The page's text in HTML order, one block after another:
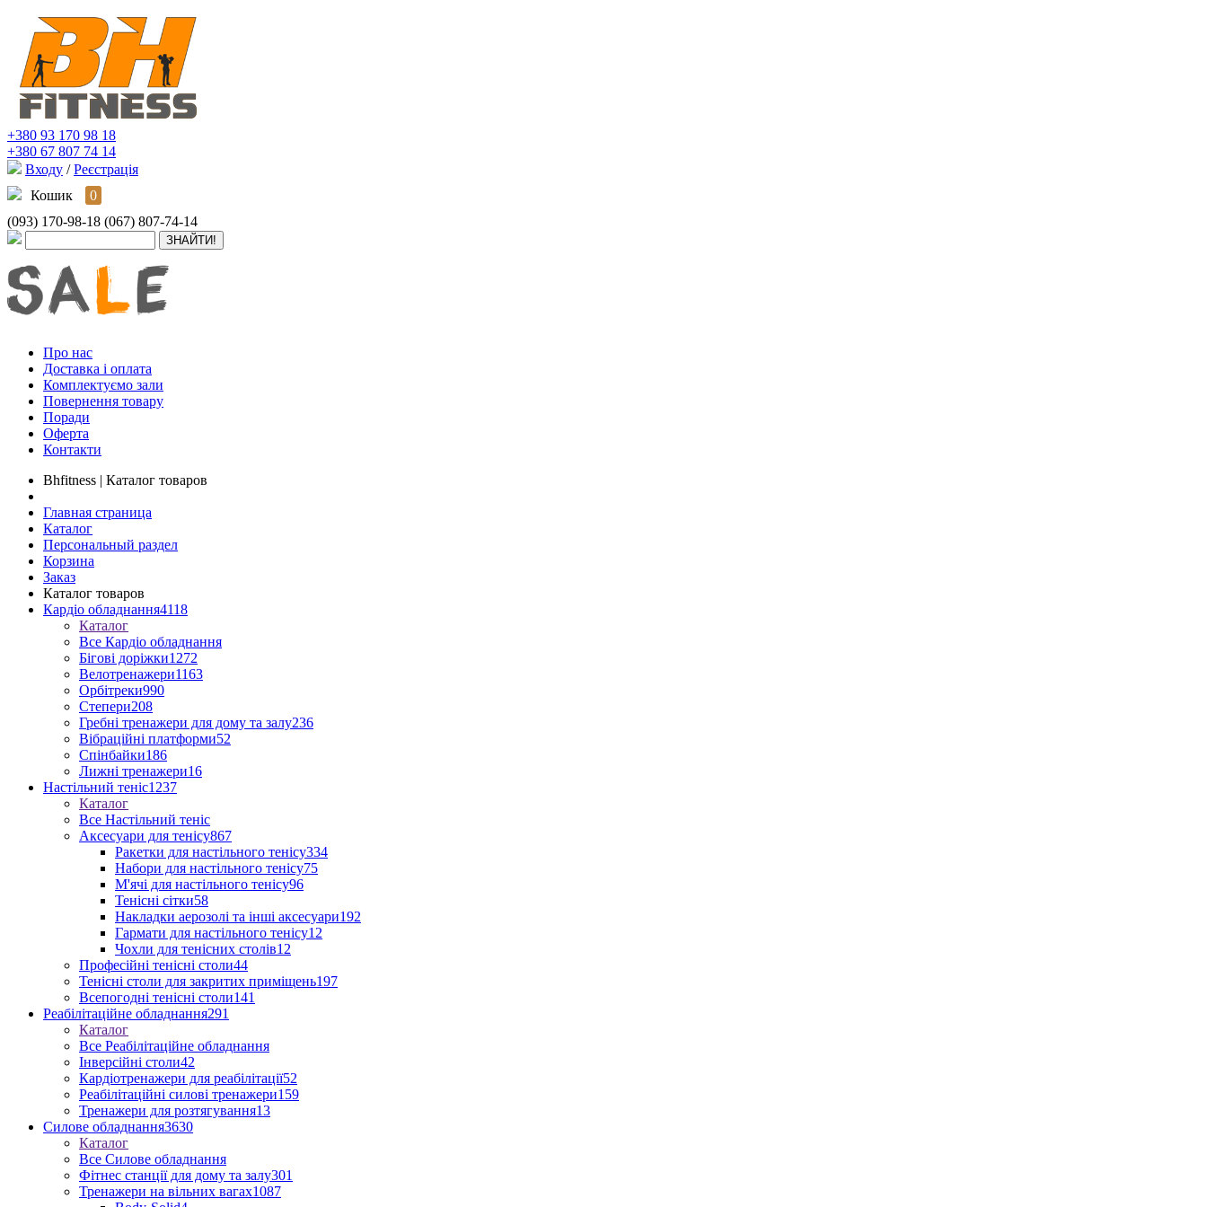
+380 93 170 98 18
+380 67 807 74 14
Входу / Реєстрація
Кошик
0
(093) 170-98-18 (067) 807-74-14
Про нас
Доставка і оплата
Комплектуємо зали
Повернення товару
Поради
Оферта
Контакти
Bhfitness | Каталог товаров
Главная страница
Каталог
Персональный раздел
Корзина
Заказ
Каталог товаров
Кардіо обладнання4118
Каталог
Все Кардіо обладнання
Бігові доріжки1272
Велотренажери1163
Орбітреки990
Степери208
Гребні тренажери для дому та залу236
Вібраційні платформи52
Спінбайки186
Лижні тренажери16
Настільний теніс1237
Каталог
Все Настільний теніс
Аксесуари для тенісу867
Ракетки для настільного тенісу334
Набори для настільного тенісу75
М'ячі для настільного тенісу96
Тенісні сітки58
Накладки аерозолі та інші аксесуари192
Гармати для настільного тенісу12
Чохли для тенісних столів12
Професійні тенісні столи44
Тенісні столи для закритих приміщень197
Всепогодні тенісні столи141
Реабілітаційне обладнання291
Каталог
Все Реабілітаційне обладнання
Інверсійні столи42
Кардіотренажери для реабілітації52
Реабілітаційні силові тренажери159
Тренажери для розтягування13
Силове обладнання3630
Каталог
Все Силове обладнання
Фітнес станції для дому та залу301
Тренажери на вільних вагах1087